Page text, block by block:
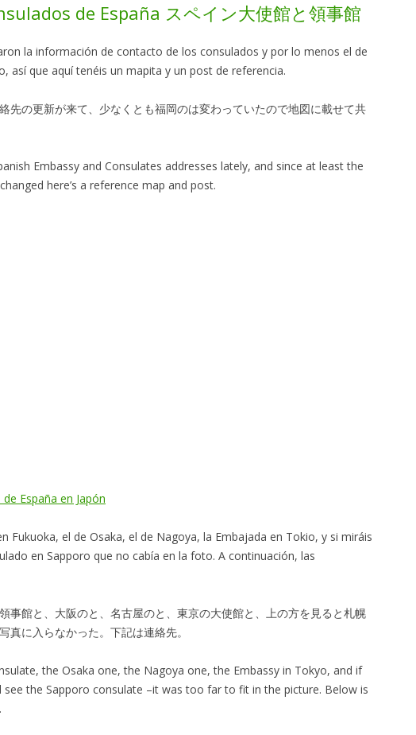
de España スペイン大使館と領事館
la información de contacto de los consulados y por lo menos el de
así que aquí tenéis un mapita y un post de referencia.
先の更新が来て、少なくとも福岡のは変わっていたので地図に載せて共
Embassy and Consulates addresses lately, and since at least the
here’s a reference map and post.
España en Japón
Fukuoka, el de Osaka, el de Nagoya, la Embajada en Tokio, y si miráis
en Sapporo que no cabía en la foto. A continuación, las
事館と、大阪のと、名古屋のと、東京の大使館と、上の方を見ると札幌
真に入らなかった。下記は連絡先。
the Osaka one, the Nagoya one, the Embassy in Tokyo, and if
see the Sapporo consulate –it was too far to fit in the picture. Below is